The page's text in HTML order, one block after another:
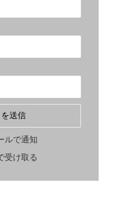
ルで通知
受け取る